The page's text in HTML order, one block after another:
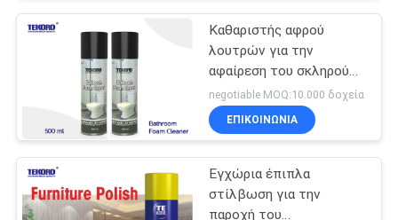
ΕΙΔΉΣΕΙΣ
ΖΗΤΉΣΤΕ
ΠΡΟΣΦΟΡΆ
SITEMAP
Αυτοκίνητος
καθαριστής
ψεκασμού
30
Καθαριστής αφρού
λουτρών για την
αφαίρεση του σκληρού
λουτρού Grime 100% και
του αφρού σαπουνιών
negotiable MOQ:10.000 δοχεία
ΕΠΙΚΟΙΝΩΝΊΑ
Εγχώρια έπιπλα
στίλβωση για την
παροχή του